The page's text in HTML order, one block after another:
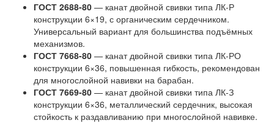
ГОСТ 2688-80 — канат двойной свивки типа ЛК-Р
конструкции 6×19, с органическим сердечником.
Универсальный вариант для большинства подъёмных
механизмов.
ГОСТ 7668-80 — канат двойной свивки типа ЛК-РО
конструкции 6×36, повышенная гибкость, рекомендован
для многослойной навивки на барабан.
ГОСТ 7669-80 — канат двойной свивки типа ЛК-З
конструкции 6×36, металлический сердечник, высокая
стойкость к раздавливанию при многослойной навивке.